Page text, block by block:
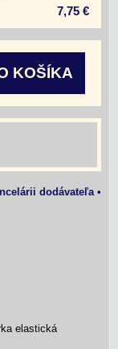
7,75 €
KOŠÍKA
dodávateľa•
elastická